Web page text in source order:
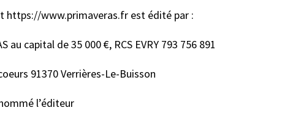
https://www.primaveras.fr est édité par :
au capital de 35 000 €, RCS EVRY 793 756 891
91370 Verrières-Le-Buisson
l’éditeur